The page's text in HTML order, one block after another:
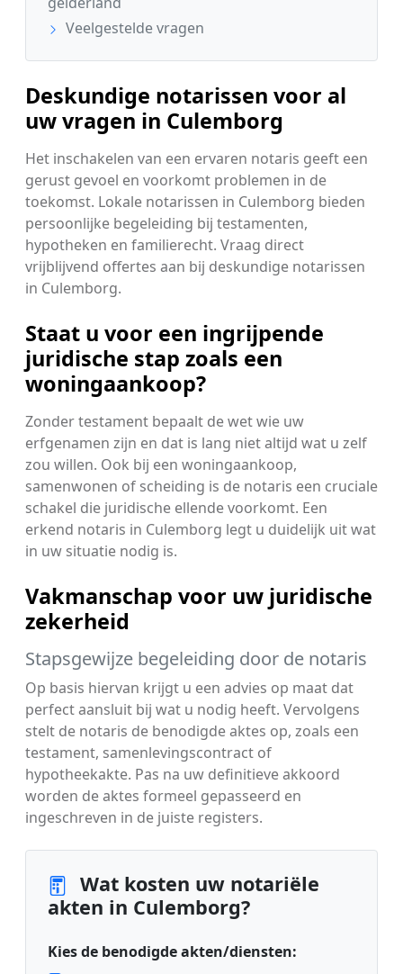
Veelgestelde vragen
Deskundige notarissen voor al
uw vragen in Culemborg
Het inschakelen van een ervaren notaris geeft een
gerust gevoel en voorkomt problemen in de
toekomst. Lokale notarissen in Culemborg bieden
persoonlijke begeleiding bij testamenten,
hypotheken en familierecht. Vraag direct
vrijblijvend offertes aan bij deskundige notarissen
in Culemborg.
Staat u voor een ingrijpende
juridische stap zoals een
woningaankoop?
Zonder testament bepaalt de wet wie uw
erfgenamen zijn en dat is lang niet altijd wat u zelf
zou willen. Ook bij een woningaankoop,
samenwonen of scheiding is de notaris een cruciale
schakel die juridische ellende voorkomt. Een
erkend notaris in Culemborg legt u duidelijk uit wat
in uw situatie nodig is.
Vakmanschap voor uw juridische
zekerheid
Stapsgewijze begeleiding door de notaris
Op basis hiervan krijgt u een advies op maat dat
perfect aansluit bij wat u nodig heeft. Vervolgens
stelt de notaris de benodigde aktes op, zoals een
testament, samenlevingscontract of
hypotheekakte. Pas na uw definitieve akkoord
worden de aktes formeel gepasseerd en
ingeschreven in de juiste registers.
Wat kosten uw notariële
akten in Culemborg?
Kies de benodigde akten/diensten: